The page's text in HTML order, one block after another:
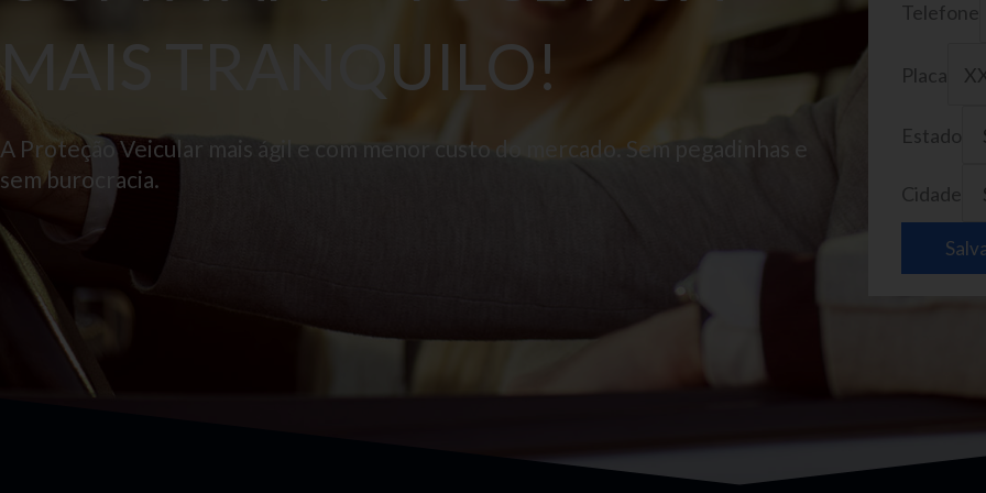
MAIS TRANQUILO!
A Proteção Veicular mais ágil e com menor custo do mercado. Sem pegadinhas e
sem burocracia.
Telefone
Placa
Estado
Cidade